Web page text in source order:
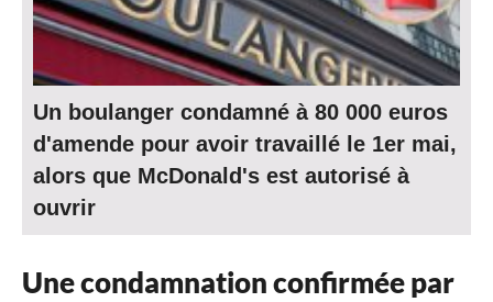
Un boulanger condamné à 80 000 euros
d'amende pour avoir travaillé le 1er mai,
alors que McDonald's est autorisé à
ouvrir
Une condamnation confirmée par